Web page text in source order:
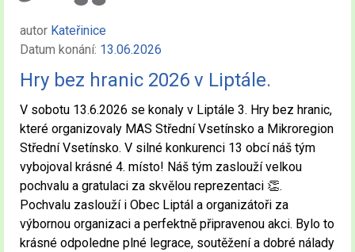
autor Kateřinice
Datum konání: 13.06.2026
Hry bez hranic 2026 v Liptále.
V sobotu 13.6.2026 se konaly v Liptále 3. Hry bez hranic,
které organizovaly MAS Střední Vsetínsko a Mikroregion
Střední Vsetínsko. V silné konkurenci 13 obcí náš tým
vybojoval krásné 4. místo! Náš tým zaslouží velkou
pochvalu a gratulaci za skvělou reprezentaci 👏.
Pochvalu zaslouží i Obec Liptál a organizátoři za
výbornou organizaci a perfektně připravenou akci. Bylo to
krásné odpoledne plné legrace, soutěžení a dobré nálady